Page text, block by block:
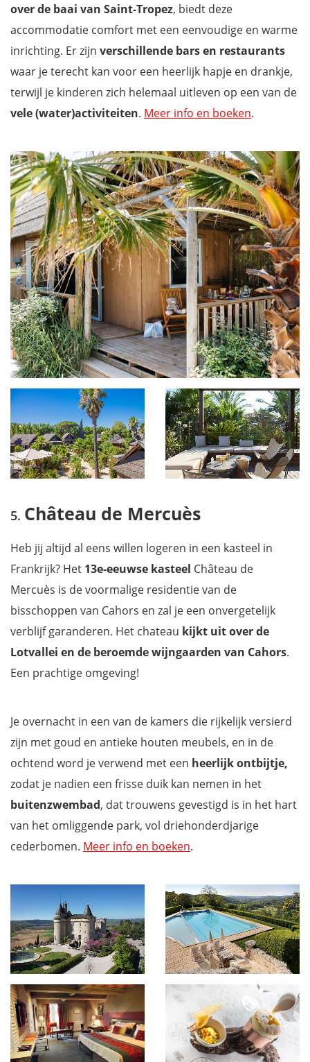
over de baai van Saint-Tropez, biedt deze
accommodatie comfort met een eenvoudige en warme
inrichting. Er zijn verschillende bars en restaurants
waar je terecht kan voor een heerlijk hapje en drankje,
terwijl je kinderen zich helemaal uitleven op een van de
vele (water)activiteiten. Meer info en boeken.
Château de Mercuès
Heb jij altijd al eens willen logeren in een kasteel in
Frankrijk? Het 13e-eeuwse kasteel Château de
Mercuès is de voormalige residentie van de
bisschoppen van Cahors en zal je een onvergetelijk
verblijf garanderen. Het chateau kijkt uit over de
Lotvallei en de beroemde wijngaarden van Cahors.
Een prachtige omgeving!
Je overnacht in een van de kamers die rijkelijk versierd
zijn met goud en antieke houten meubels, en in de
ochtend word je verwend met een heerlijk ontbijtje,
zodat je nadien een frisse duik kan nemen in het
buitenzwembad, dat trouwens gevestigd is in het hart
van het omliggende park, vol driehonderdjarige
cederbomen. Meer info en boeken.